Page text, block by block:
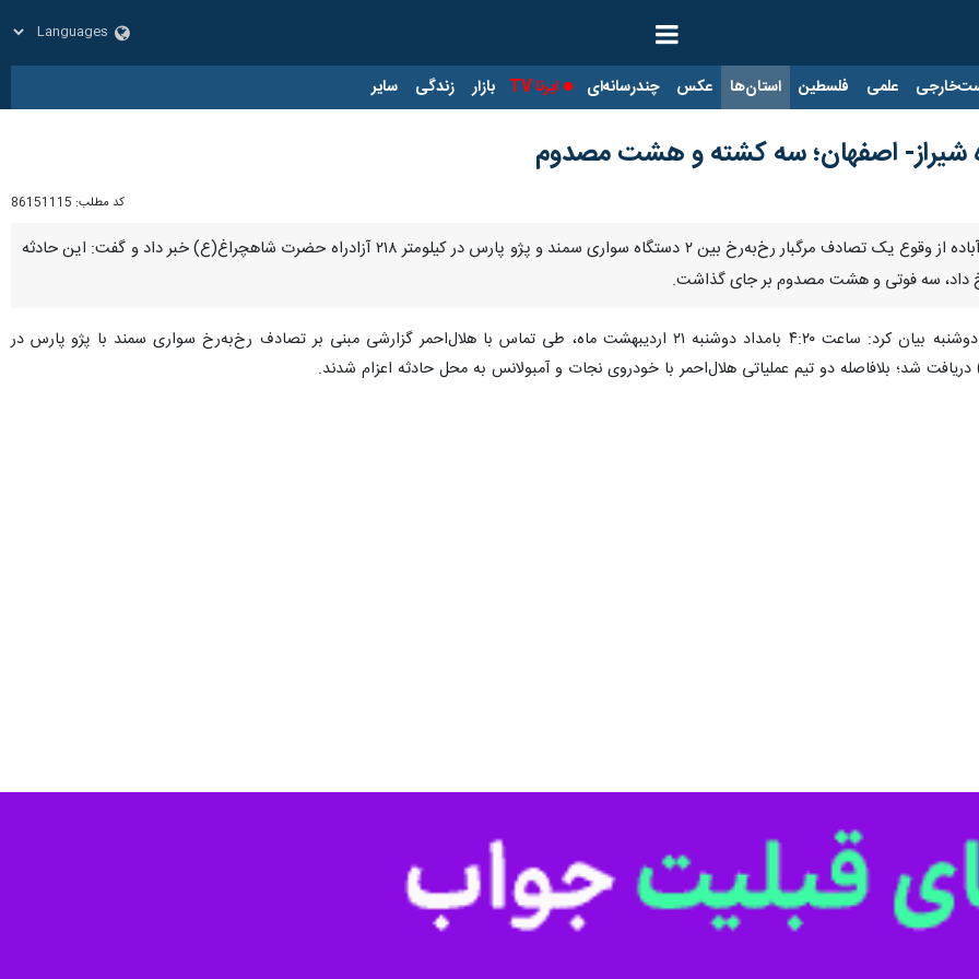
علمی فلسطین استان‌ها عکس چندرسانه‌ای ایرنا TV بازار زندگی سایر
کد مطلب: 86151115
شیراز-ایرنا- رئیس جمعیت هلال‌احمر آباده از وقوع یک تصادف مرگبار رخ‌به‌رخ بین ۲ دستگاه سواری سمند و پژو پارس در کیلومتر ۲۱۸ آزادراه حضرت شاهچراغ(ع) خبر داد و گفت: این حادثه
به گزارش دریافتی ایرنا، علی سعادتمند دوشنبه بیان کرد: ساعت ۴:۲۰ بامداد دوشنبه ۲۱ اردیبهشت ماه، طی تماس با هلال‌احمر گزارشی مبنی بر تصادف رخ‌به‌رخ سواری سمند با پژو پارس در